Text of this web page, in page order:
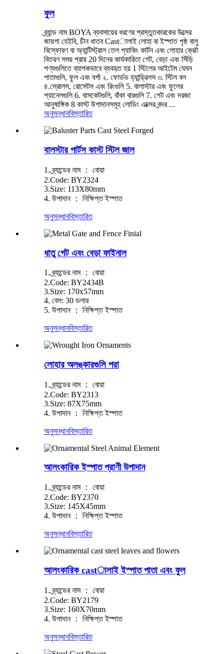
ফুল
ব্র্যান্ড নাম BOYA ব্যবসায়ের ধরণের প্রস্তুতকারকের উত্সের
জায়গা হেইবি, চীন ধাতব Castালাই লোহা বা ইস্পাত পৃষ্ঠ বালু
বিস্ফোরণ বা অ্যান্টিস্ট্রাল তেল প্যাকিং কার্টন এবং লোহার ক্রেট
বিতরণ সময় প্রায় 20 দিনের কার্যকারিতা গেট, বেড়া এবং সিঁড়ি
পণ্যগুলিতে ব্যাপকভাবে ব্যবহৃত হয় 1 স্টিলের আইটেম যেমন
পাতাগুলি, ফুল এবং বর্শা ২. ফোর্ডড হ্যান্ড্রিলস ৩. স্টিল বল
৪.স্রোলস, রোসেটস এবং রিংগুলি 5. বালাস্টার এবং ফুলের
প্যানেলগুলি 6. বাসকেটগুলি, বাঁকা বারগুলি 7. গেট এবং দরজা
আনুষাঙ্গিক 8 কাস্ট উপাদানসমূহ লোডিং এক্সের বন্দর ...
অনুসন্ধানবিস্তারিত
বালস্টার পার্টস কাস্ট স্টিল জাল
1. ব্র্যান্ডের নাম ： বোয়া
2.Code: BY2324
3.Size: 113X80mm
4. উপাদান ： নিক্ষিপ্ত ইস্পাত
অনুসন্ধানবিস্তারিত
ধাতু গেট এবং বেড়া ফাইনাল
1. ব্র্যান্ডের নাম ： বোয়া
2.Code: BY2434B
3.Size: 170x57mm
4. বেস: 30 ডলার
5. উপাদান ： নিক্ষিপ্ত ইস্পাত
অনুসন্ধানবিস্তারিত
লোহার অলঙ্কারগুলি পরা
1. ব্র্যান্ডের নাম ： বোয়া
2.Code: BY2313
3.Size: 87X75mm
4. উপাদান ： নিক্ষিপ্ত ইস্পাত
অনুসন্ধানবিস্তারিত
আলংকারিক ইস্পাত প্রাণী উপাদান
1. ব্র্যান্ডের নাম ： বোয়া
2.Code: BY2370
3.Size: 145X45mm
4. উপাদান ： নিক্ষিপ্ত ইস্পাত
অনুসন্ধানবিস্তারিত
আলংকারিক castালাই ইস্পাত পাতা এবং ফুল
1. ব্র্যান্ডের নাম ： বোয়া
2.Code: BY2179
3.Size: 160X70mm
4. উপাদান ： নিক্ষিপ্ত ইস্পাত
অনুসন্ধানবিস্তারিত